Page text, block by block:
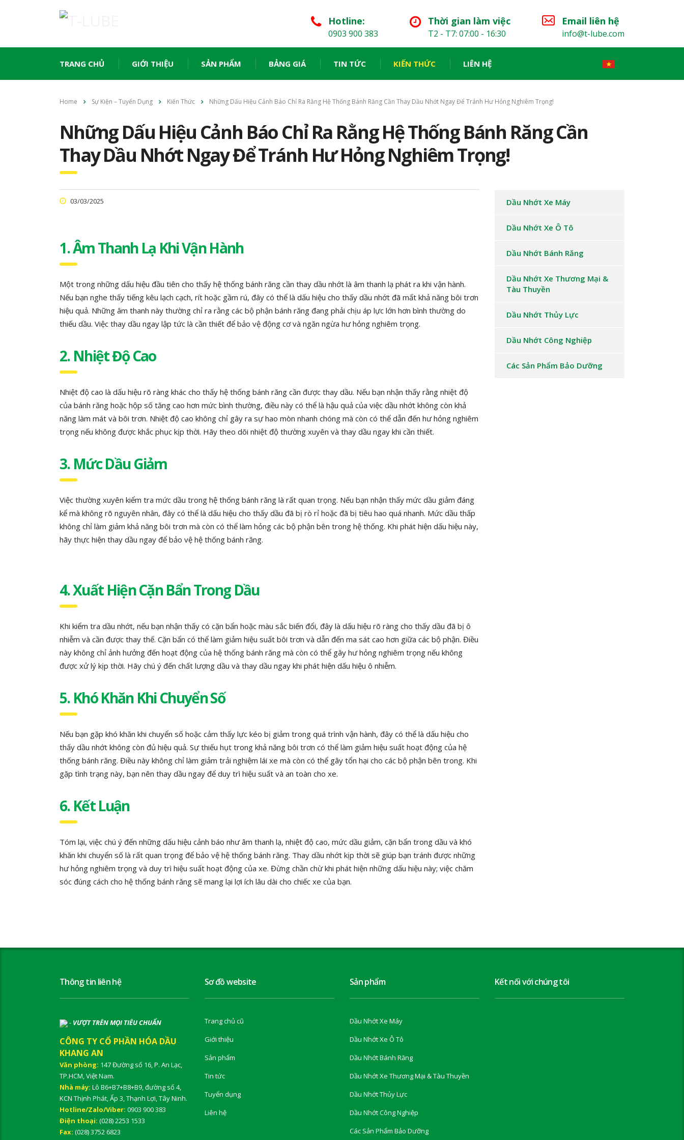
Email liên hệ
info@t-lube.com
Thời gian làm việc
T2 - T7: 07:00 - 16:30
Hotline:
0903 900 383
TRANG CHỦ GIỚI THIỆU SẢN PHẨM BẢNG GIÁ TIN TỨC KIẾN THỨC LIÊN HỆ
Home Sự Kiện – Tuyển Dụng Kiến Thức Những Dấu Hiệu Cảnh Báo Chỉ Ra Rằng Hệ Thống Bánh Răng Cần Thay Dầu Nhớt Ngay Để Tránh Hư Hỏng Nghiêm Trọng!
Những Dấu Hiệu Cảnh Báo Chỉ Ra Rằng Hệ Thống Bánh Răng Cần
Thay Dầu Nhớt Ngay Để Tránh Hư Hỏng Nghiêm Trọng!
03/03/2025
1. Âm Thanh Lạ Khi Vận Hành
Một trong những dấu hiệu đầu tiên cho thấy hệ thống bánh răng cần thay dầu nhớt là âm thanh lạ phát ra khi vận hành.
Nếu bạn nghe thấy tiếng kêu lạch cạch, rít hoặc gầm rú, đây có thể là dấu hiệu cho thấy dầu nhớt đã mất khả năng bôi trơn
hiệu quả. Những âm thanh này thường chỉ ra rằng các bộ phận bánh răng đang phải chịu áp lực lớn hơn bình thường do
thiếu dầu. Việc thay dầu ngay lập tức là cần thiết để bảo vệ động cơ và ngăn ngừa hư hỏng nghiêm trọng.
2. Nhiệt Độ Cao
Nhiệt độ cao là dấu hiệu rõ ràng khác cho thấy hệ thống bánh răng cần được thay dầu. Nếu bạn nhận thấy rằng nhiệt độ
của bánh răng hoặc hộp số tăng cao hơn mức bình thường, điều này có thể là hậu quả của việc dầu nhớt không còn khả
năng làm mát và bôi trơn. Nhiệt độ cao không chỉ gây ra sự hao mòn nhanh chóng mà còn có thể dẫn đến hư hỏng nghiêm
trọng nếu không được khắc phục kịp thời. Hãy theo dõi nhiệt độ thường xuyên và thay dầu ngay khi cần thiết.
3. Mức Dầu Giảm
Việc thường xuyên kiểm tra mức dầu trong hệ thống bánh răng là rất quan trọng. Nếu bạn nhận thấy mức dầu giảm đáng
kể mà không rõ nguyên nhân, đây có thể là dấu hiệu cho thấy dầu đã bị rò rỉ hoặc đã bị tiêu hao quá nhanh. Mức dầu thấp
không chỉ làm giảm khả năng bôi trơn mà còn có thể làm hỏng các bộ phận bên trong hệ thống. Khi phát hiện dấu hiệu này,
hãy thực hiện thay dầu ngay để bảo vệ hệ thống bánh răng.
4. Xuất Hiện Cặn Bẩn Trong Dầu
Khi kiểm tra dầu nhớt, nếu bạn nhận thấy có cặn bẩn hoặc màu sắc biến đổi, đây là dấu hiệu rõ ràng cho thấy dầu đã bị ô
nhiễm và cần được thay thế. Cặn bẩn có thể làm giảm hiệu suất bôi trơn và dẫn đến ma sát cao hơn giữa các bộ phận. Điều
này không chỉ ảnh hưởng đến hoạt động của hệ thống bánh răng mà còn có thể gây hư hỏng nghiêm trọng nếu không
được xử lý kịp thời. Hãy chú ý đến chất lượng dầu và thay dầu ngay khi phát hiện dấu hiệu ô nhiễm.
5. Khó Khăn Khi Chuyển Số
Nếu bạn gặp khó khăn khi chuyển số hoặc cảm thấy lực kéo bị giảm trong quá trình vận hành, đây có thể là dấu hiệu cho
thấy dầu nhớt không còn đủ hiệu quả. Sự thiếu hụt trong khả năng bôi trơn có thể làm giảm hiệu suất hoạt động của hệ
thống bánh răng. Điều này không chỉ làm giảm trải nghiệm lái xe mà còn có thể gây tổn hại cho các bộ phận bên trong. Khi
gặp tình trạng này, bạn nên thay dầu ngay để duy trì hiệu suất và an toàn cho xe.
6. Kết Luận
Tóm lại, việc chú ý đến những dấu hiệu cảnh báo như âm thanh lạ, nhiệt độ cao, mức dầu giảm, cặn bẩn trong dầu và khó
khăn khi chuyển số là rất quan trọng để bảo vệ hệ thống bánh răng. Thay dầu nhớt kịp thời sẽ giúp bạn tránh được những
hư hỏng nghiêm trọng và duy trì hiệu suất hoạt động của xe. Đừng chần chừ khi phát hiện những dấu hiệu này; việc chăm
sóc đúng cách cho hệ thống bánh răng sẽ mang lại lợi ích lâu dài cho chiếc xe của bạn.
Dầu Nhớt Xe Máy
Dầu Nhớt Xe Ô Tô
Dầu Nhớt Bánh Răng
Dầu Nhớt Xe Thương Mại &
Tàu Thuyền
Dầu Nhớt Thủy Lực
Dầu Nhớt Công Nghiệp
Các Sản Phẩm Bảo Dưỡng
Thông tin liên hệ
- VƯỢT TRÊN MỌI TIÊU CHUẨN
CÔNG TY CỔ PHẦN HÓA DẦU
KHANG AN
Văn phòng: 147 Đường số 16, P. An Lạc,
TP.HCM, Việt Nam.
Nhà máy: Lô B6+B7+B8+B9, đường số 4,
KCN Thịnh Phát, Ấp 3, Thạnh Lợi, Tây Ninh.
Hotline/Zalo/Viber: 0903 900 383
Điện thoại: (028) 2253 1533
Fax: (028) 3752 6823
Sơ đồ website
Trang chủ cũ
Giới thiệu
Sản phẩm
Tin tức
Tuyển dụng
Liên hệ
Sản phẩm
Dầu Nhớt Xe Máy
Dầu Nhớt Xe Ô Tô
Dầu Nhớt Bánh Răng
Dầu Nhớt Xe Thương Mại & Tàu Thuyền
Dầu Nhớt Thủy Lực
Dầu Nhớt Công Nghiệp
Các Sản Phẩm Bảo Dưỡng
Kết nối với chúng tôi